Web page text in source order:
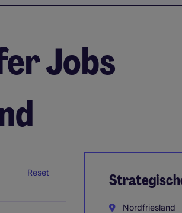
Jobs
Reset
Nordfriesland